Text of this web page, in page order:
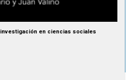
investigación en ciencias sociales